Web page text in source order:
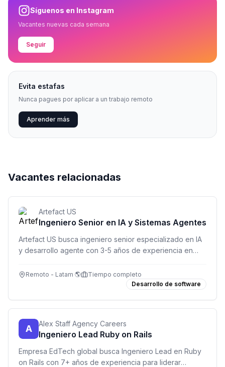
Síguenos en Instagram
Vacantes nuevas cada semana
Seguir
Evita estafas
Nunca pagues por aplicar a un trabajo remoto
Aprender más
Vacantes relacionadas
Artefact US
Ingeniero Senior en IA y Sistemas Agentes
Artefact US busca ingeniero senior especializado en IA
y desarrollo agente con 3-5 años de experiencia en
requisito: inglés C1/C2.
Remoto - Latam 🌎
Tiempo completo
Desarrollo de software
A Alex Staff Agency Careers
Ingeniero Lead Ruby on Rails
Empresa EdTech global busca Ingeniero Lead en Ruby
on Rails con 7+ años de experiencia para liderar